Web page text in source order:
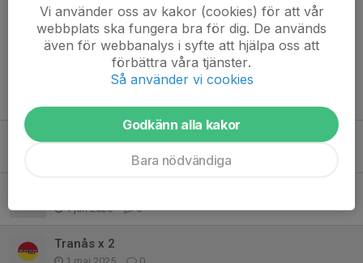
Kommentarer
0
1 jun 2025 0
Tranås x 2
1 maj 2025 0
Vi använder oss av kakor (cookies) för att vår
webbplats ska fungera bra för dig. De används
även för webbanalys i syfte att hjälpa oss att
förbättra våra tjänster.
Så använder vi cookies
Godkänn alla kakor
Bara nödvändiga